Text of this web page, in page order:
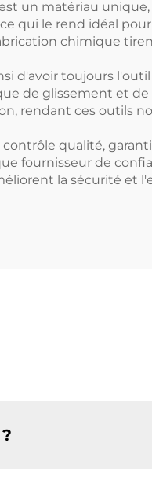
un matériau
qui le rend idéal
chimique
d'avoir toujours
de glissement et
rendant ces outils
qualité,
fournisseur de
la sécurité et